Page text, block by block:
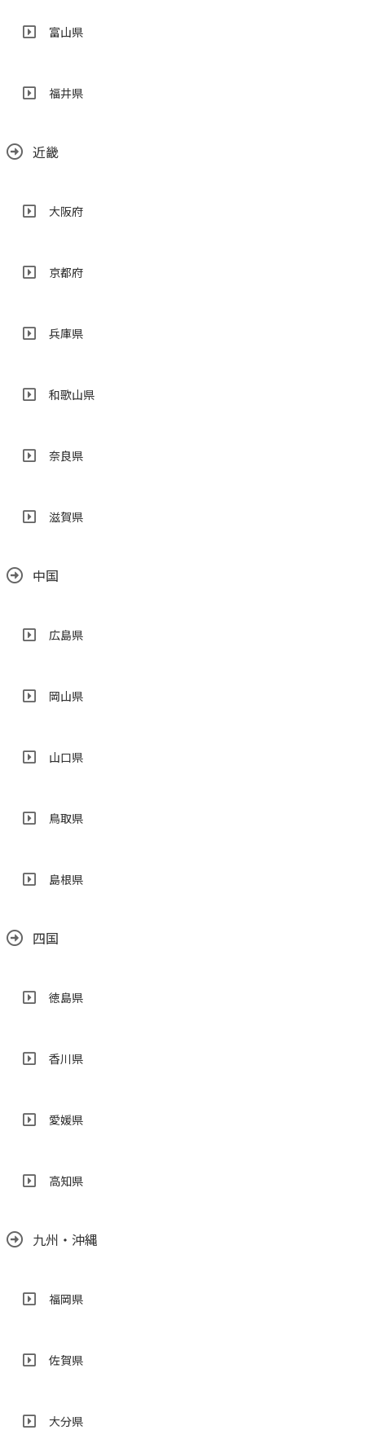
富山県
福井県
近畿
大阪府
京都府
兵庫県
和歌山県
奈良県
滋賀県
中国
広島県
岡山県
山口県
鳥取県
島根県
四国
徳島県
香川県
愛媛県
高知県
九州・沖縄
福岡県
佐賀県
大分県